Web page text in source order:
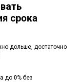
срока
дольше, достаточно
до 0% без